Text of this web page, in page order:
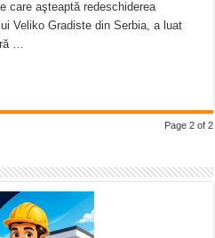
care aşteaptă redeschiderea
Veliko Gradiste din Serbia, a luat
…
Page 2 of 2